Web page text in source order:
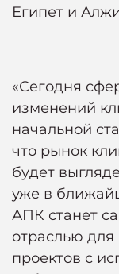
Египет и
«Сегодня
изменений
начальной
что рынок
будет
уже в
АПК станет
отраслью
проектов с